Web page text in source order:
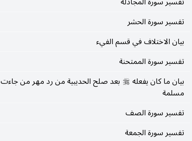
تفسير سورة الحشر
بيان الاختلاف في قسم الفيء
تفسير سورة الممتحنة
بيان ما كان يفعله صلى‌الله‌عليه‌وسلم بعد صلح الحديبية من رد مهر من جاءت
مسلمة
تفسير سورة الصف
تفسير سورة الجمعة